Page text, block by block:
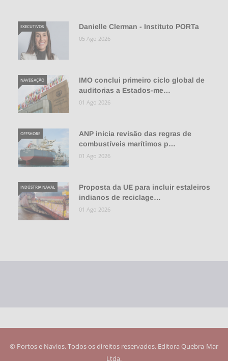
Danielle Clerman - Instituto PORTa
EXECUTIVOS
05 Ago 2026
IMO conclui primeiro ciclo global de
auditorias a Estados-me…
NAVEGAÇÃO
01 Ago 2026
ANP inicia revisão das regras de
combustíveis marítimos p…
OFFSHORE
01 Ago 2026
Proposta da UE para incluir estaleiros
indianos de reciclage…
INDÚSTRIA NAVAL
01 Ago 2026
© Portos e Navios. Todos os direitos reservados. Editora Quebra-Mar
Ltda.